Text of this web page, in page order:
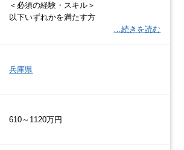
＜必須の経験・スキル＞
以下いずれかを満たす方
…続きを読む
兵庫県
610～1120万円